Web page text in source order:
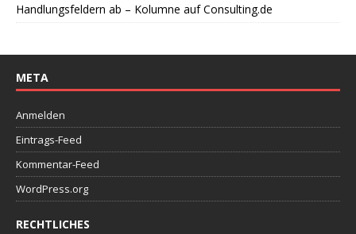
Handlungsfeldern ab – Kolumne auf Consulting.de
META
Anmelden
Eintrags-Feed
Kommentar-Feed
WordPress.org
RECHTLICHES